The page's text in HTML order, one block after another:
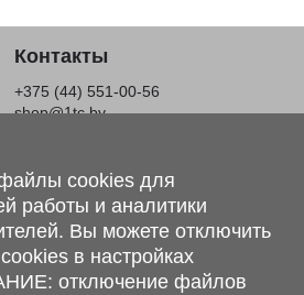
Контакты
+375 (44) 551-00-56
shop@1tc.by
Привольный, ул. Мира, 20А,
Рябцева, 108 В, 224701
cookies для
работы и аналитики
Вы можете отключить
в настройках
отключение файлов